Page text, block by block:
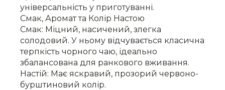
універсальність у приготуванні.
Смак, Аромат та Колір Настою
Смак: Міцний, насичений, злегка
солодовий. У ньому відчувається класична
терпкість чорного чаю, ідеально
збалансована для ранкового вживання.
Настій: Має яскравий, прозорий червоно-
бурштиновий колір.